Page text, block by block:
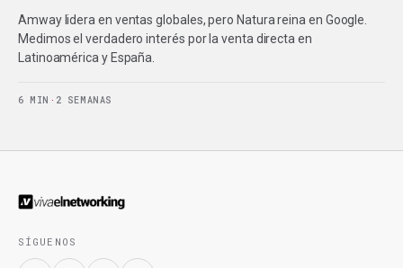
Amway lidera en ventas globales, pero Natura reina en Google.
Medimos el verdadero interés por la venta directa en
Latinoamérica y España.
6 MIN · 2 SEMANAS
SÍGUENOS